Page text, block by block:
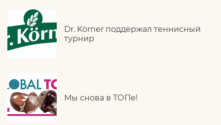
Dr. Körner поддержал теннисный
турнир
Мы снова в ТОПе!